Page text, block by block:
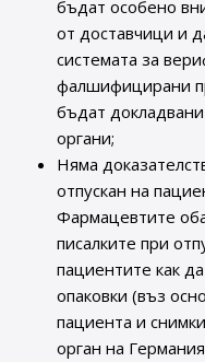
бъдат особено
от доставчици и
системата за
фалшифицирани
бъдат
органи;
Няма
отпускан на
Фармацевтите
писалките при
пациентите как
опаковки (въз
пациента и
орган на